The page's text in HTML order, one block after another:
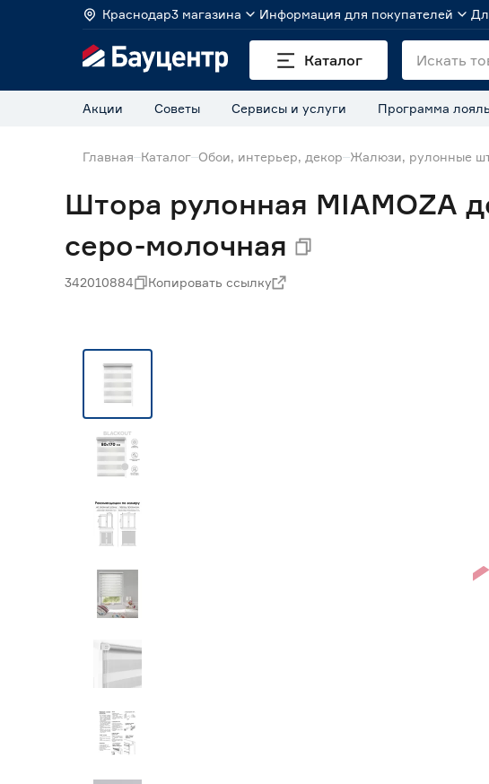
Краснодар3 магазина Информация для покупателей
Каталог
Акции Советы Сервисы и услуги Программа
Главная Каталог Обои, интерьер, декор Жалюзи, рулонные
Штора рулонная MIAMOZA
серо-молочная
342010884 Копировать ссылку